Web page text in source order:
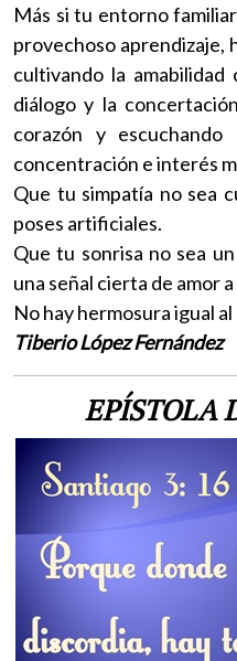
Más si tu entorno
provechoso aprendizaje,
cultivando la
diálogo y la
corazón y
concentración e interés
Que tu simpatía no sea
poses artificiales.
Que tu sonrisa no sea
una señal cierta de amor
No hay hermosura igual
Tiberio López Fernández
EPÍSTOLA